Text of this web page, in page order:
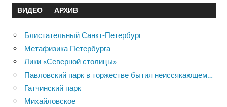
ВИДЕО — АРХИВ
Блистательный Санкт-Петербург
Метафизика Петербурга
Лики «Северной столицы»
Павловский парк в торжестве бытия неиссякающем…
Гатчинский парк
Михайловское